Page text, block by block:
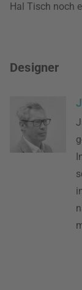
Hal Tisch noch
Designer